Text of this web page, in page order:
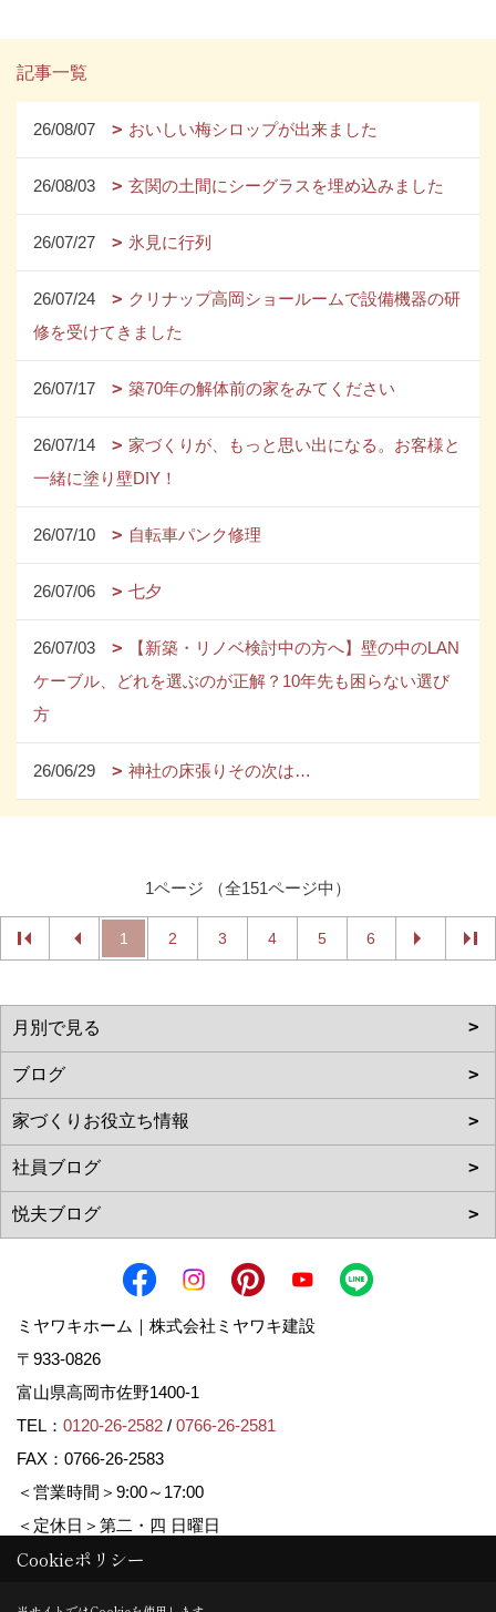
記事一覧
26/08/07 おいしい梅シロップが出来ました
26/08/03 玄関の土間にシーグラスを埋め込みました
26/07/27 氷見に行列
26/07/24
クリナップ高岡ショールームで設備機器の研
修を受けてきました
26/07/17 築70年の解体前の家をみてください
26/07/14
家づくりが、もっと思い出になる。お客様と
一緒に塗り壁DIY！
26/07/10 自転車パンク修理
26/07/06 七夕
26/07/03
【新築・リノベ検討中の方へ】壁の中のLAN
ケーブル、どれを選ぶのが正解？10年先も困らない選び
方
26/06/29 神社の床張りその次は…
1ページ （全151ページ中）
1 2 3 4 5 6
ミヤワキホーム｜株式会社ミヤワキ建設
〒933-0826
富山県高岡市佐野1400-1
TEL： 0120-26-2582 / 0766-26-2581
FAX：0766-26-2583
＜営業時間＞9:00～17:00
＜定休日＞第二・四 日曜日
Cookieポリシー